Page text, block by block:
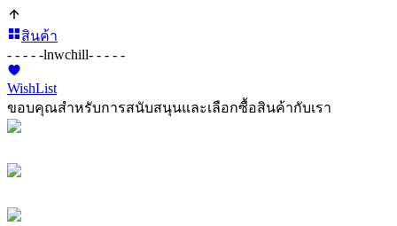
สินค้า
- - - - -lnwchill- - - - -
WishList
ขอบคุณสำหรับการสนับสนุนและเลือกซื้อสินค้ากับเรา